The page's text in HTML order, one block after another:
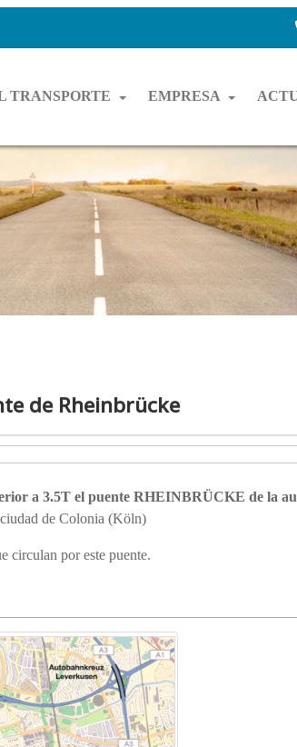
TRANSPORTE EMPRESA
de Rheinbrücke
a 3.5T el puente RHEINBRÜCKE de la
de Colonia (Köln)
circulan por este puente.